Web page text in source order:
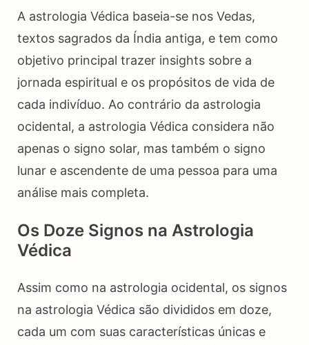
A astrologia Védica baseia-se nos Vedas,
textos sagrados da Índia antiga, e tem como
objetivo principal trazer insights sobre a
jornada espiritual e os propósitos de vida de
cada indivíduo. Ao contrário da astrologia
ocidental, a astrologia Védica considera não
apenas o signo solar, mas também o signo
lunar e ascendente de uma pessoa para uma
análise mais completa.
Os Doze Signos na Astrologia
Védica
Assim como na astrologia ocidental, os signos
na astrologia Védica são divididos em doze,
cada um com suas características únicas e